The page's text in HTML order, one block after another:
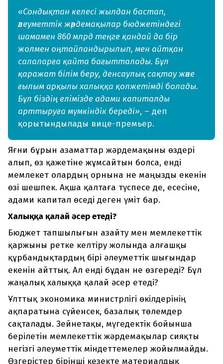
«Сондықтан келесі жылдан бастап,
әлеуметтік жәрдемақылар бюджетіндегі
шамамен 860 млрд теңге қандай да бір
жолмен оңтайландырылып, мен айтқан
салаларға қайта бағытталады. Бұл
қаражат білім беру, денсаулық сақтау және
ғылым арқылы халыққа қолжетімді болады.
Бұл біздің елімізде адами капиталды
арттыруға мүмкіндік береді», – деп
қорытындылады вице-премьер.
Яғни бұрын азаматтар жәрдемақыны өздері
алып, өз қажетіне жұмсайтын болса, енді
мемлекет олардың орнына не маңызды екенін
өзі шешпек. Ақша қалтаға түспесе де, есесіне,
адами капитал өседі деген үміт бар.
Халыққа қалай әсер етеді?
Бюджет тапшылығын азайту мен мемлекеттік
қаржыны ретке келтіру жолында алғашқы
құрбандықтардың бірі әлеуметтік шығындар
екенін айттық. Ал енді бұдан не өзгереді? Бұл
жаңалық халыққа қалай әсер етеді?
Ұлттық экономика министрлігі өкілдерінің
ақпаратына сүйенсек, базалық төлемдер
сақталады. Зейнетақы, мүгедектік бойынша
берілетін мемлекеттік жәрдемақылар сияқты
негізгі әлеуметтік міндеттемелер жойылмайды.
Өзгерістер бірінші кезекте материалдық